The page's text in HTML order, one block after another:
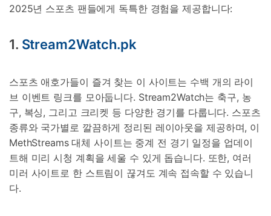
2025년 스포츠 팬들에게 독특한 경험을 제공합니다:
1. Stream2Watch.pk
스포츠 애호가들이 즐겨 찾는 이 사이트는 수백 개의 라이
브 이벤트 링크를 모아둡니다. Stream2Watch는 축구, 농
구, 복싱, 그리고 크리켓 등 다양한 경기를 다룹니다. 스포츠
종류와 국가별로 깔끔하게 정리된 레이아웃을 제공하며, 이
MethStreams 대체 사이트는 중계 전 경기 일정을 업데이
트해 미리 시청 계획을 세울 수 있게 돕습니다. 또한, 여러
미러 사이트로 한 스트림이 끊겨도 계속 접속할 수 있습니
다.